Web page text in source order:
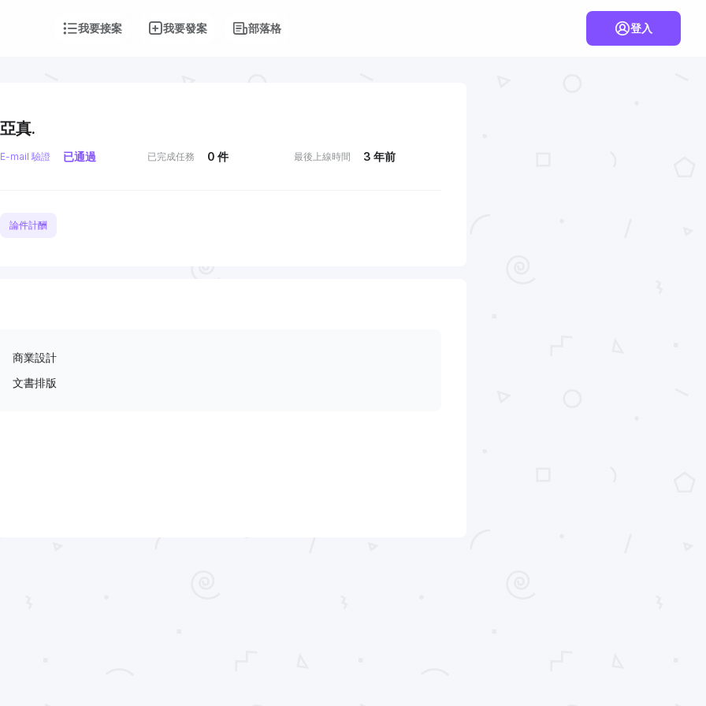
我要接案 我要發案 部落格 登入
亞真.
E-mail 驗證 已通過 已完成任務 0 件 最後上線時間 3 年前
論件計酬
商業設計
文書排版